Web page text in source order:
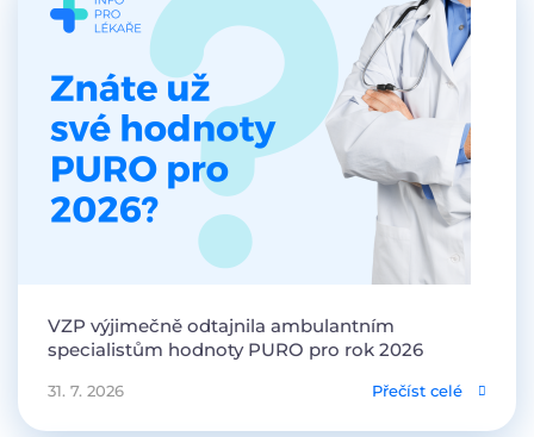
VZP výjimečně odtajnila ambulantním
specialistům hodnoty PURO pro rok 2026
31. 7. 2026 Přečíst celé